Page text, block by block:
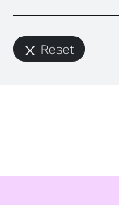
Reset